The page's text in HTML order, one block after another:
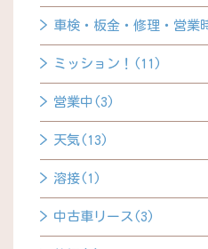
車検・板金・修理・営業
ミッション！(11)
営業中(3)
天気(13)
溶接(1)
中古車リース(3)